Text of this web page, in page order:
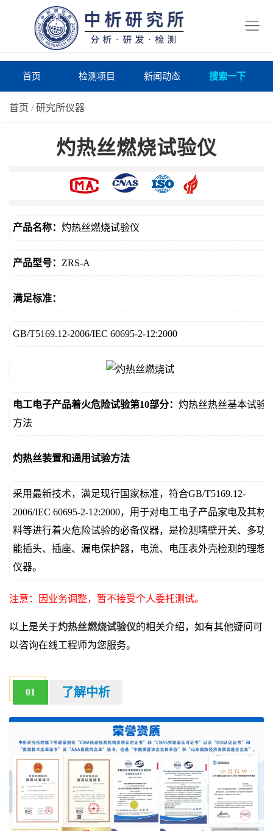
首页 检测项目 新闻动态 搜索一下
首页 /研究所仪器
灼热丝燃烧试验仪
产品名称： 灼热丝燃烧试验仪
产品型号： ZRS-A
满足标准：
GB/T5169.12-2006/IEC 60695-2-12:2000
电工电子产品着火危险试验第10部分： 灼热丝热丝基本试验
方法
灼热丝装置和通用试验方法
采用最新技术，满足现行国家标准，符合GB/T5169.12-
2006/IEC 60695-2-12:2000，用于对电工电子产品家电及其材
料等进行着火危险试验的必备仪器，是检测墙壁开关、多功
能插头、插座、漏电保护器，电流、电压表外壳检测的理想
仪器。
注意：因业务调整，暂不接受个人委托测试。
以上是关于灼热丝燃烧试验仪的相关介绍，如有其他疑问可
以咨询在线工程师为您服务。
01 了解中析
例
们
我
们
线
询
价
告
真
询